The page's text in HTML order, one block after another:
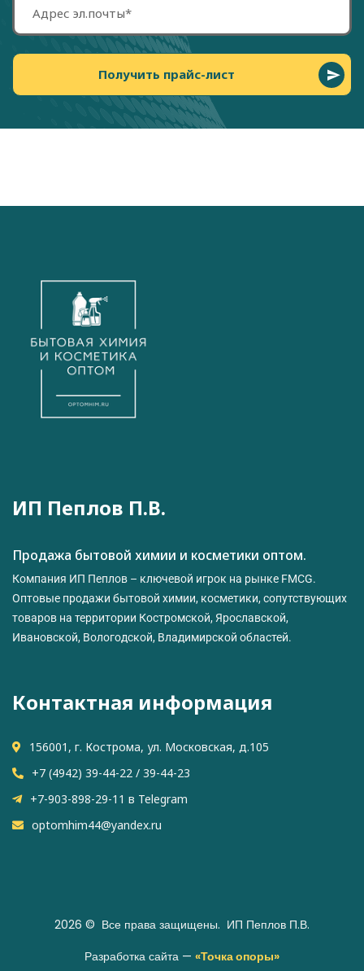
Получить прайс-лист
ИП Пеплов П.В.
Продажа бытовой химии и косметики оптом.
Компания ИП Пеплов – ключевой игрок на рынке FMCG.
Оптовые продажи бытовой химии, косметики, сопутствующих
товаров на территории Костромской, Ярославской,
Ивановской, Вологодской, Владимирской областей.
Контактная информация
156001, г. Кострома, ул. Московская, д.105
+7 (4942) 39-44-22 / 39-44-23
+7-903-898-29-11 в Telegram
optomhim44@yandex.ru
2026 © Все права защищены. ИП Пеплов П.В.
Разработка сайта — «Точка опоры»